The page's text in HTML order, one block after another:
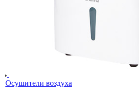
Осушители воздуха